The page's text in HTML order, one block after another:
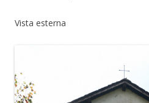
Vista esterna